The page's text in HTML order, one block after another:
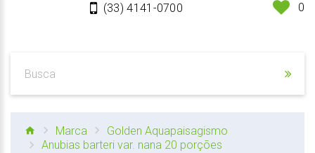
(33) 4141-0700 0
Marca
Golden Aquapaisagismo
Anubias barteri var. nana 20 porções